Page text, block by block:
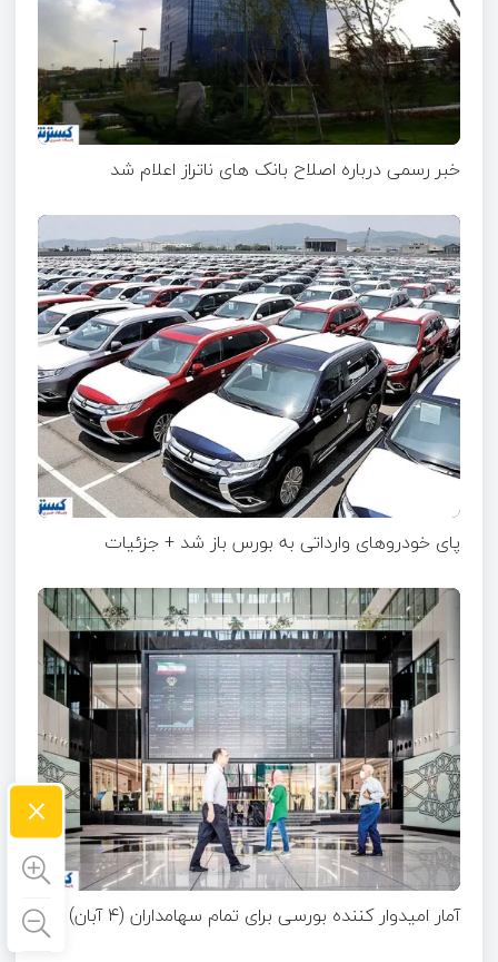
خبر رسمی درباره اصلاح بانک های ناتراز اعلام شد
پای خودروهای وارداتی به بورس باز شد + جزئیات
آمار امیدوار کننده بورسی برای تمام سهامداران (۴ آبان)
×